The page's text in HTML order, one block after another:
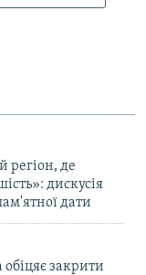
регіон, де
дискусія
дати
обіцяє закрити